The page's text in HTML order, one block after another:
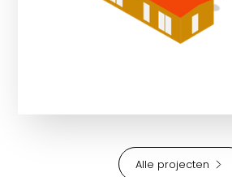
Alle projecten